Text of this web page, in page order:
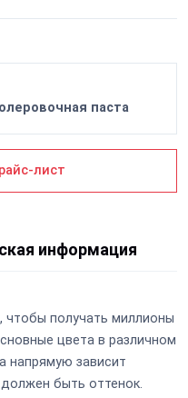
паста
лист
информация
чтобы получать миллионы
цвета в различном
напрямую зависит
быть оттенок.